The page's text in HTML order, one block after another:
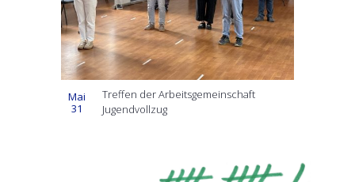
Mai
31
Treffen der Arbeitsgemeinschaft
Jugendvollzug